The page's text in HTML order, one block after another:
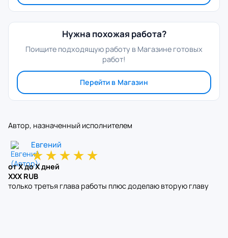
Нужна похожая работа?
Поищите подходящую работу в Магазине готовых
работ!
Перейти в Магазин
Автор, назначенный исполнителем
Евгений
★★★★★
от X до X дней
XXX RUB
только третья глава работы плюс доделаю вторую главу